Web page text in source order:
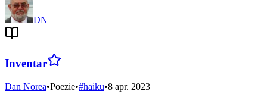
DN
Inventar
Dan Norea•Poezie•#haiku•8 apr. 2023